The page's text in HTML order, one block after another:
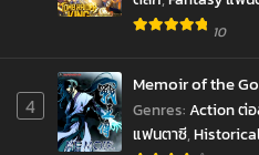
Chapter 136
Chapter 135
May 7, 2025
Reincarnation เกิดใ
10
4
Memoir of the
Genres:Action ต่
แฟนตาซี,